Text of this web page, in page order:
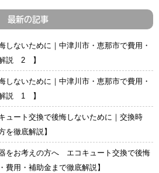
最新の記事
しないために｜中津川市・恵那市で費用・
解説 2 】
しないために｜中津川市・恵那市で費用・
解説 1 】
ュート交換で後悔しないために｜交換時
を徹底解説】
をお考えの方へ エコキュート交換で後悔
費用・補助金まで徹底解説】